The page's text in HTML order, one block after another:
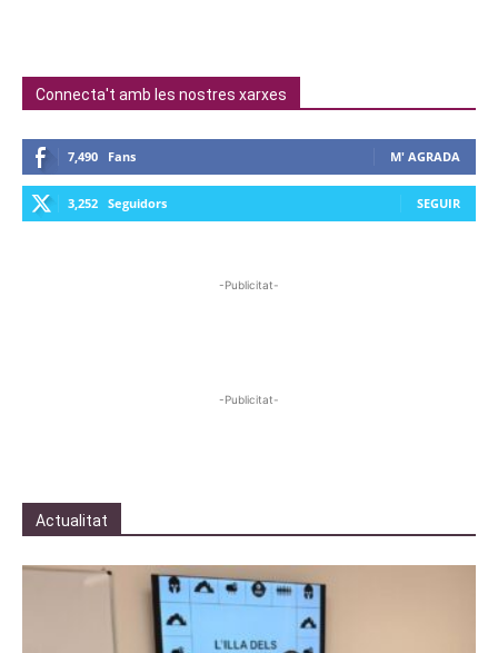
Connecta't amb les nostres xarxes
7,490 Fans M' AGRADA
3,252 Seguidors SEGUIR
-Publicitat-
-Publicitat-
Actualitat